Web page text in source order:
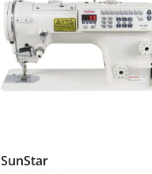
SunStar